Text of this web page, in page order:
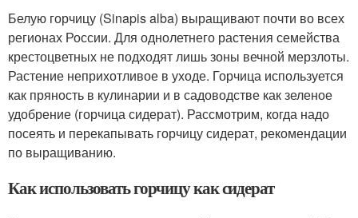
Белую горчицу (Sinapis alba) выращивают почти во всех
регионах России. Для однолетнего растения семейства
крестоцветных не подходят лишь зоны вечной мерзлоты.
Растение неприхотливое в уходе. Горчица используется
как пряность в кулинарии и в садоводстве как зеленое
удобрение (горчица сидерат). Рассмотрим, когда надо
посеять и перекапывать горчицу сидерат, рекомендации
по выращиванию.
Как использовать горчицу как сидерат